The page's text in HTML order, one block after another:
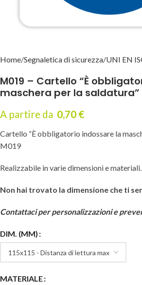
Home Segnaletica di sicurezza UNI EN
M019 – Cartello “È
maschera per la saldatura”
A partire da 0,70 €
Cartello “È obbligatorio indossare la
M019
Realizzabile in varie dimensioni e materiali.
Non hai trovato la dimensione che ti
Contattaci per personalizzazioni e
DIM. (MM)
MATERIALE